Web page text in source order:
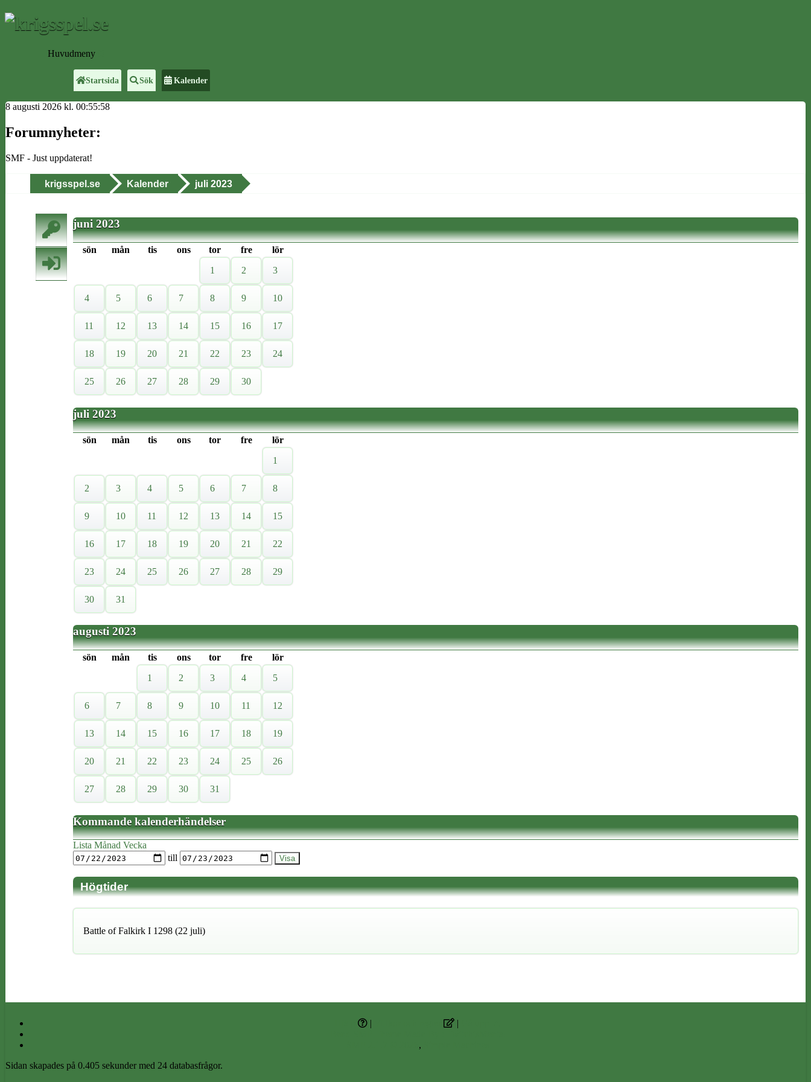
Huvudmeny
Startsida Sök Kalender
8 augusti 2026 kl. 00:55:58
Forumnyheter:
SMF - Just uppdaterat!
krigsspel.se Kalender juli 2023
juni 2023
sön mån tis ons tor fre
lör
1
2 3
4 5 6 7 8 9 10
11 12 13 14 15 16 17
18 19 20 21 22 23 24
25 26 27 28 29 30
juli 2023
sön mån tis ons tor fre
lör
1
2 3 4 5 6 7 8
9 10 11 12 13 14 15
16 17 18 19 20 21 22
23 24 25 26 27 28 29
30 31
augusti 2023
sön mån tis ons tor fre
lör
1
2 3 4 5
6 7 8 9 10 11 12
13 14 15 16 17 18 19
20 21 22 23 24 25 26
27 28 29 30 31
Kommande kalenderhändelser
Lista Månad Vecka
till
Högtider
Battle of Falkirk I 1298 (22 juli)
| |
,
Sidan skapades på 0.405 sekunder med 24 databasfrågor.